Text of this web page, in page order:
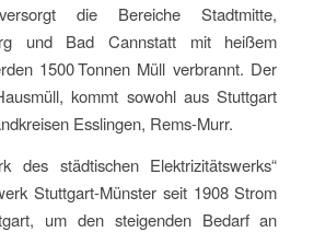
die Bereiche Stadtmitte,
und Bad Cannstatt mit heißem
1500 Tonnen Müll verbrannt. Der
kommt sowohl aus Stuttgart
Esslingen, Rems-Murr.
des städtischen Elektrizitätswerks“
Stuttgart-Münster seit 1908 Strom
um den steigenden Bedarf an